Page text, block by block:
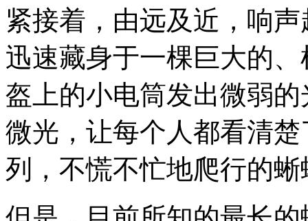
紧接着，由远及近，响
迅速藏身于一棵巨大的
盔上的小电筒发出微弱
微光，让每个人都看清
列，不慌不忙地爬行的蜥